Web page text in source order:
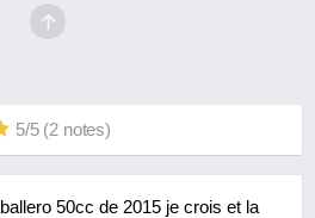
5/5(2 notes)
50cc de 2015 je crois et la